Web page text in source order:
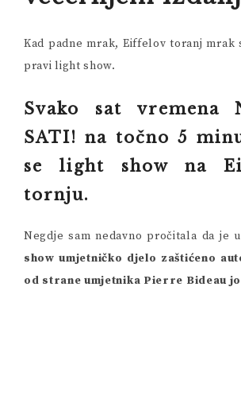
Kad padne mrak, Eiffelov toranj mrak
pravi light show.
Svako sat vremena
SATI! na točno 5
se light show na
tornju.
Negdje sam nedavno pročitala da je
show umjetničko djelo zaštićeno
od strane umjetnika Pierre Bideau